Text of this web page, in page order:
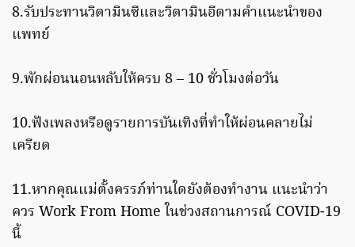
8.รับประทานวิตามินซีและวิตามินอีตามคำแนะนำของ
แพทย์
9.พักผ่อนนอนหลับให้ครบ 8 – 10 ชั่วโมงต่อวัน
10.ฟังเพลงหรือดูรายการบันเทิงที่ทำให้ผ่อนคลายไม่
เครียด
11.หากคุณแม่ตั้งครรภ์ท่านใดยังต้องทำงาน แนะนำว่า
ควร Work From Home ในช่วงสถานการณ์ COVID-19
นี้